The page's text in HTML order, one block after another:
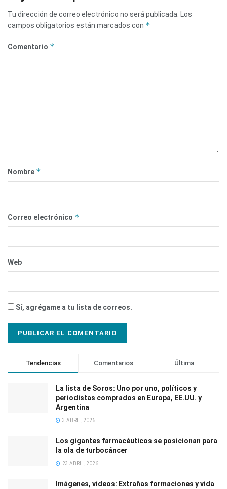
Tu dirección de correo electrónico no será publicada. Los
campos obligatorios están marcados con *
Comentario *
Nombre *
Correo electrónico *
Web
Sí, agrégame a tu lista de correos.
Tendencias Comentarios Última
La lista de Soros: Uno por uno, políticos y
periodistas comprados en Europa, EE.UU. y
Argentina
3 ABRIL, 2026
Los gigantes farmacéuticos se posicionan para
la ola de turbocáncer
23 ABRIL, 2026
Imágenes, videos: Extrañas formaciones y vida